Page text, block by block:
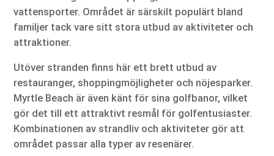
vattensporter. Området är särskilt populärt bland
familjer tack vare sitt stora utbud av aktiviteter och
attraktioner.
Utöver stranden finns här ett brett utbud av
restauranger, shoppingmöjligheter och nöjesparker.
Myrtle Beach är även känt för sina golfbanor, vilket
gör det till ett attraktivt resmål för golfentusiaster.
Kombinationen av strandliv och aktiviteter gör att
området passar alla typer av resenärer.